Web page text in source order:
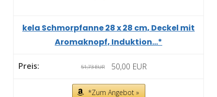
kela Schmorpfanne 28 x 28 cm, Deckel mit
Aromaknopf, Induktion...*
51,73 EUR 50,00 EUR
*Zum Angebot »